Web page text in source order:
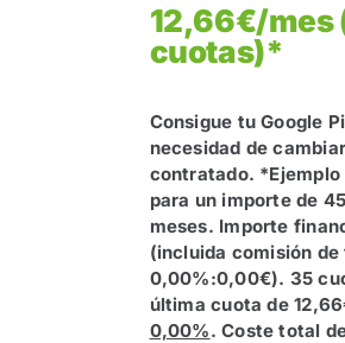
12,66€/mes
cuotas)*
Consigue tu Google
necesidad de
contratado.
para un importe de
meses. Importe
(incluida comisión
0,00%:0,00€). 35
última cuota de
0,00%. Coste total